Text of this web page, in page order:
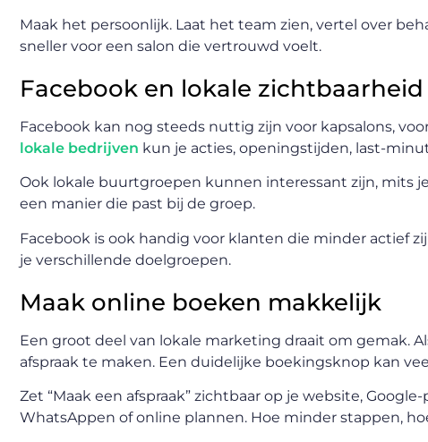
Maak het persoonlijk. Laat het team zien, vertel over
sneller voor een salon die vertrouwd voelt.
Facebook en lokale zichtbaarheid
Facebook kan nog steeds nuttig zijn voor kapsalons,
lokale bedrijven kun je acties, openingstijden, last-
Ook lokale buurtgroepen kunnen interessant zijn, mits
een manier die past bij de groep.
Facebook is ook handig voor klanten die minder actief
je verschillende doelgroepen.
Maak online boeken makkelijk
Een groot deel van lokale marketing draait om gemak.
afspraak te maken. Een duidelijke boekingsknop kan
Zet “Maak een afspraak” zichtbaar op je website,
WhatsAppen of online plannen. Hoe minder stappen,